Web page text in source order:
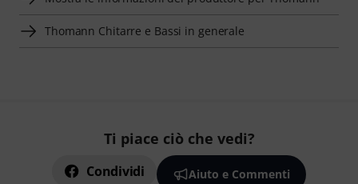
Thomann Chitarre e Bassi in generale
Ti piace ciò che vedi?
Condividi Aiuto e Commenti